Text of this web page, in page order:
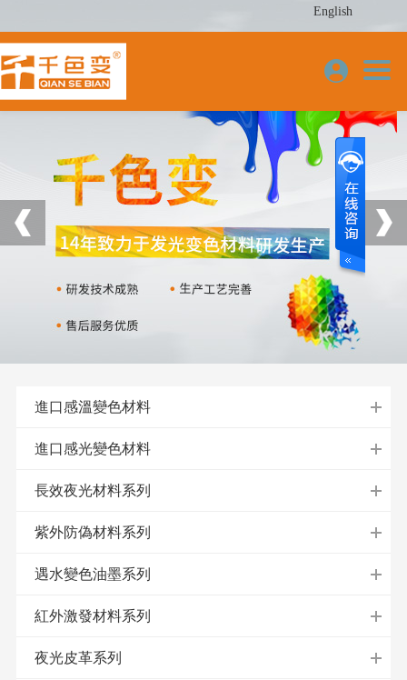
English
進口感溫變色材料
進口感光變色材料
長效夜光材料系列
紫外防偽材料系列
遇水變色油墨系列
紅外激發材料系列
夜光皮革系列